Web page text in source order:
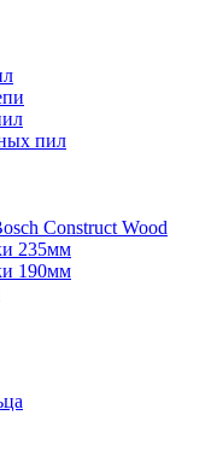
пил
Construct Wood
235мм
190мм